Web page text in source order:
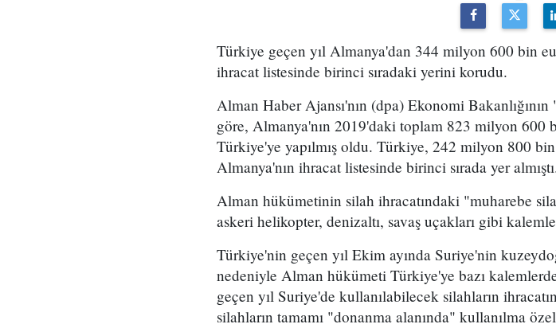
Türkiye geçen yıl Almanya'dan 344 milyon 600 bin
ihracat listesinde birinci sıradaki yerini korudu.
Alman Haber Ajansı'nın (dpa) Ekonomi
göre, Almanya'nın 2019'daki toplam 823 milyon 600
Türkiye'ye yapılmış oldu. Türkiye, 242 milyon 800
Almanya'nın ihracat listesinde birinci sırada yer
Alman hükümetinin silah ihracatındaki "muharebe
askeri helikopter, denizaltı, savaş uçakları gibi
Türkiye'nin geçen yıl Ekim ayında Suriye'nin
nedeniyle Alman hükümeti Türkiye'ye bazı
geçen yıl Suriye'de kullanılabilecek silahların
silahların tamamı "donanma alanında" kullanılma